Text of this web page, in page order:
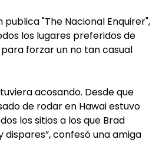
publica "The Nacional Enquirer",
los lugares preferidos de
forzar un no tan casual
acosando. Desde que
de rodar en Hawai estuvo
los sitios a los que Brad
dispares”, confesó una amiga